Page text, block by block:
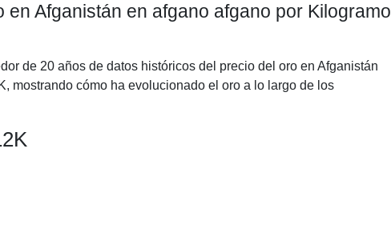
en Afganistán en afgano afgano por Kilogramo
de 20 años de datos históricos del precio del oro en Afganistán
mostrando cómo ha evolucionado el oro a lo largo de los